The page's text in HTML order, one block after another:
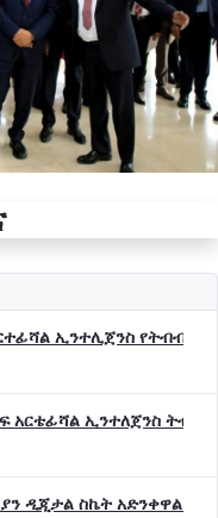
ኢንተሊጀንስ የትብብር
አርቴፊሻል ኢንተለጀንስ
ዲጂታል ስኬት አድንቀዋል